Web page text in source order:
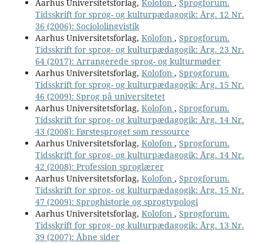
Aarhus Universitetsforlag, Kolofon , Sprogforum.
Tidsskrift for sprog- og kulturpædagogik: Årg. 12 Nr.
36 (2006): Sociololingvistik
Aarhus Universitetsforlag, Kolofon , Sprogforum.
Tidsskrift for sprog- og kulturpædagogik: Årg. 23 Nr.
64 (2017): Arrangerede sprog- og kulturmøder
Aarhus Universitetsforlag, Kolofon , Sprogforum.
Tidsskrift for sprog- og kulturpædagogik: Årg. 15 Nr.
46 (2009): Sprog på universitetet
Aarhus Universitetsforlag, Kolofon , Sprogforum.
Tidsskrift for sprog- og kulturpædagogik: Årg. 14 Nr.
43 (2008): Førstesproget som ressource
Aarhus Universitetsforlag, Kolofon , Sprogforum.
Tidsskrift for sprog- og kulturpædagogik: Årg. 14 Nr.
42 (2008): Profession sproglærer
Aarhus Universitetsforlag, Kolofon , Sprogforum.
Tidsskrift for sprog- og kulturpædagogik: Årg. 15 Nr.
47 (2009): Sproghistorie og sprogtypologi
Aarhus Universitetsforlag, Kolofon , Sprogforum.
Tidsskrift for sprog- og kulturpædagogik: Årg. 13 Nr.
39 (2007): Åbne sider